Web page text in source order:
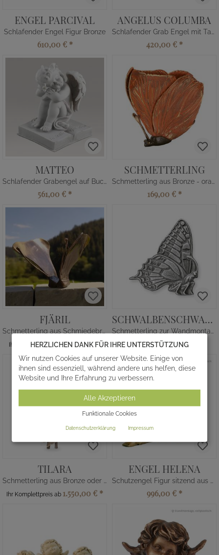
ENGEL PARCIVAL
Schlafender Engel Figur Bronze
610,00 € *
ANGELUS COLUMBA
Schlafender Grab Engel mit Taube
420,00 € *
MATTEO
Schlafender Grabengel auf Buch
561,00 € *
SCHMETTERLING
Schmetterling aus Bronze - orange
169,00 € *
FJÄRIL
Schmetterling aus Schmiedebronze
Ihr Komplettpreis ab520,00 € *
SCHWALBENSCHWANZ JARA
Schmetterling zur Wandmontage
120,00 € *
TILARA
Schmetterling aus Bronze oder Alu
Ihr Komplettpreis ab 1.550,00 € *
ENGEL HELENA
Schutzengel Figur sitzend aus Bronze
996,00 € *
HERZLICHEN DANK FÜR IHRE UNTERSTÜTZUNG
Wir nutzen Cookies auf unserer Website. Einige von
ihnen sind essenziell, während andere uns helfen, diese
Website und Ihre Erfahrung zu verbessern.
Alle Akzeptieren
Funktionale Cookies
Datenschutzerklärung Impressum